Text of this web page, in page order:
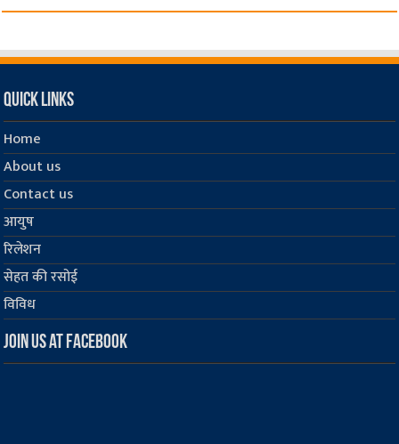
Quick Links
Home
About us
Contact us
आयुष
रिलेशन
सेहत की रसोई
विविध
Join us at Facebook